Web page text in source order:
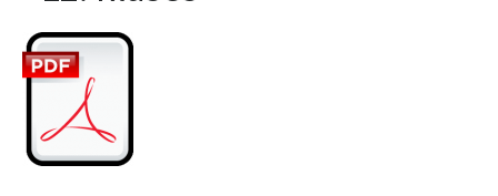
Iesniegums teātra studijai